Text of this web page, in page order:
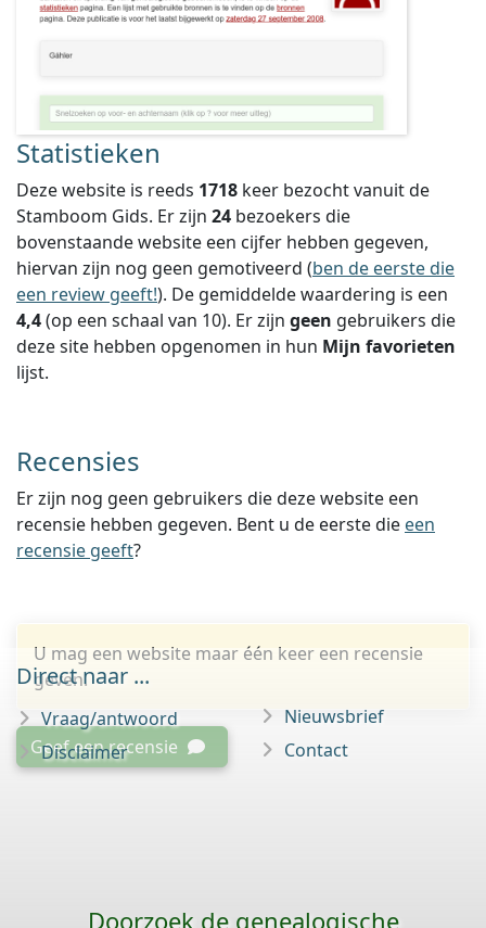
Statistieken
Deze website is reeds 1718 keer bezocht vanuit de
Stamboom Gids. Er zijn 24 bezoekers die
bovenstaande website een cijfer hebben gegeven,
hiervan zijn nog geen gemotiveerd (ben de eerste die
een review geeft!). De gemiddelde waardering is een
4,4(op een schaal van 10). Er zijn geen gebruikers die
deze site hebben opgenomen in hun Mijn favorieten
lijst.
Recensies
Er zijn nog geen gebruikers die deze website een
recensie hebben gegeven. Bent u de eerste die een
recensie geeft?
U mag een website maar één keer een recensie
geven.
Geef een recensie
Direct naar ...
Vraag/antwoord
Disclaimer
Nieuwsbrief
Contact
Doorzoek de genealogische